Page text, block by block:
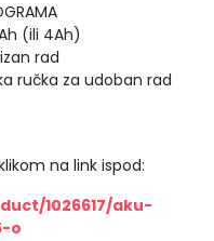
(ili 4Ah)
rad
ručka za udoban rad
na link ispod:
1026617/aku-
o